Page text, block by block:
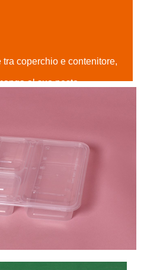
coperchio e contenitore,
al suo posto.